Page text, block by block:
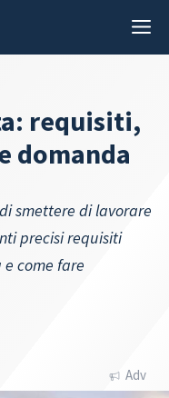
requisiti,
domanda
smettere di lavorare
precisi requisiti
come fare
Adv